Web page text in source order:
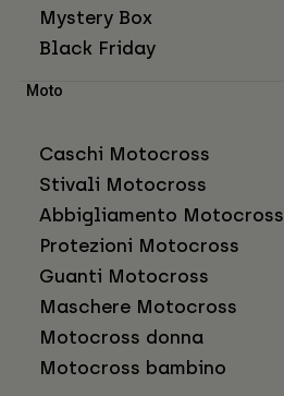
Mystery Box
Black Friday
Moto
Caschi Motocross
Stivali Motocross
Abbigliamento Motocross
Protezioni Motocross
Guanti Motocross
Maschere Motocross
Motocross donna
Motocross bambino